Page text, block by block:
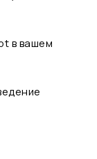
в вашем